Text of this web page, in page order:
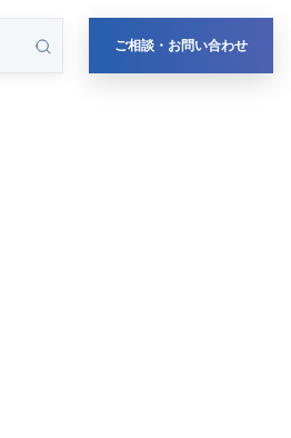
ご相談・お問い合わせ